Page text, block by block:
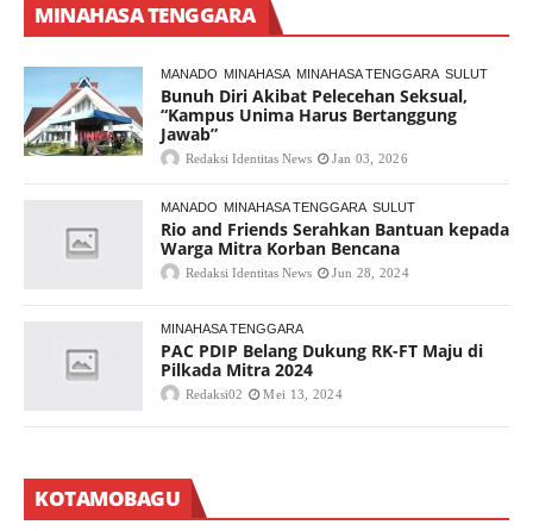
MINAHASA TENGGARA
MANADO MINAHASA MINAHASA TENGGARA SULUT
Bunuh Diri Akibat Pelecehan Seksual,
“Kampus Unima Harus Bertanggung
Jawab”
Redaksi Identitas News Jan 03, 2026
MANADO MINAHASA TENGGARA SULUT
Rio and Friends Serahkan Bantuan kepada
Warga Mitra Korban Bencana
Redaksi Identitas News Jun 28, 2024
MINAHASA TENGGARA
PAC PDIP Belang Dukung RK-FT Maju di
Pilkada Mitra 2024
Redaksi02 Mei 13, 2024
KOTAMOBAGU